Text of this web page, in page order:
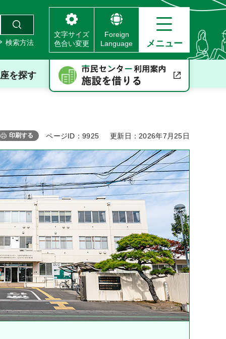
検索方法
文字サイズ
色合い変更
Foreign
Language
メニュー
を探す
印刷する ページID：9925 更新日：2026年7月25日